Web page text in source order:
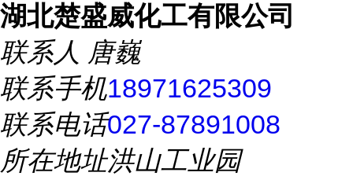
湖北楚盛威化工有限公司
联系人 唐巍
联系手机18971625309
联系电话027-87891008
所在地址洪山工业园